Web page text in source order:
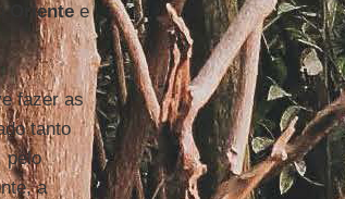
Orientee
fazer as
tanto
pelo
a